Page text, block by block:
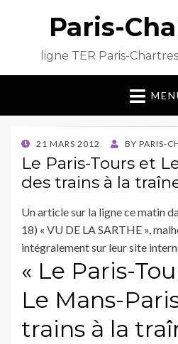
Paris-
ligne TER Paris-
POSTED
ON
21 MARS 2012 BY PARIS-
Le Paris-Tours et
des trains à la
Un article sur la ligne ce matin
18) « VU DE LA SARTHE »,
intégralement sur leur site
« Le Paris-
Le Mans-
trains à la